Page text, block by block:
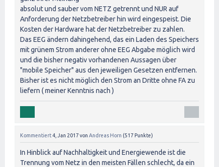
absolut und sauber vom NETZ getrennt und NUR auf
Anforderung der Netzbetreiber hin wird eingespeist. Die
Kosten der Hardware hat der Netzbetreiber zu zahlen.
Das EEG ändern dahingehend, das ein Laden des Speichers
mit grünem Strom anderer ohne EEG Abgabe möglich wird
und die bisher negativ vorhandenen Aussagen über
"mobile Speicher" aus den jeweiligen Gesetzen entfernen.
Bisher ist es nicht möglich den Strom an Dritte ohne FA zu
liefern ( meiner Kenntnis nach )
Kommentiert4, Jan 2017von Andreas Horn (517 Punkte)
In Hinblick auf Nachhaltigkeit und Energiewende ist die
Trennung vom Netz in den meisten Fällen schlecht, da ein